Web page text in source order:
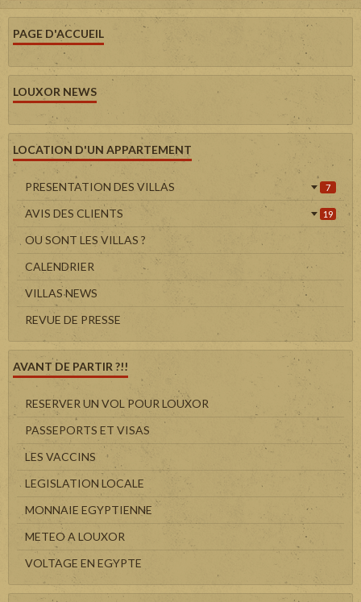
PAGE D'ACCUEIL
LOUXOR NEWS
LOCATION D'UN APPARTEMENT
PRESENTATION DES VILLAS 7
AVIS DES CLIENTS 19
OU SONT LES VILLAS ?
CALENDRIER
VILLAS NEWS
REVUE DE PRESSE
AVANT DE PARTIR ?!!
RESERVER UN VOL POUR LOUXOR
PASSEPORTS ET VISAS
LES VACCINS
LEGISLATION LOCALE
MONNAIE EGYPTIENNE
METEO A LOUXOR
VOLTAGE EN EGYPTE